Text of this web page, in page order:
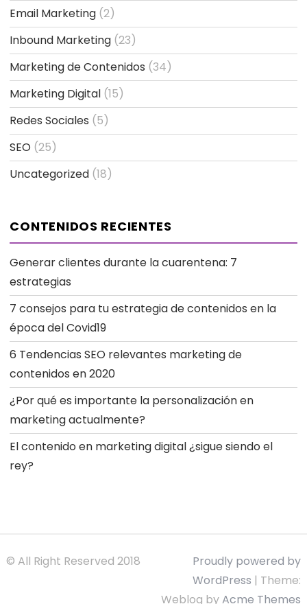
Email Marketing (2)
Inbound Marketing (23)
Marketing de Contenidos (34)
Marketing Digital (15)
Redes Sociales (5)
SEO (25)
Uncategorized (18)
CONTENIDOS RECIENTES
Generar clientes durante la cuarentena: 7
estrategias
7 consejos para tu estrategia de contenidos en la
época del Covid19
6 Tendencias SEO relevantes marketing de
contenidos en 2020
¿Por qué es importante la personalización en
marketing actualmente?
El contenido en marketing digital ¿sigue siendo el
rey?
© All Right Reserved 2018
Proudly powered by
WordPress | Theme:
Weblog byAcme Themes